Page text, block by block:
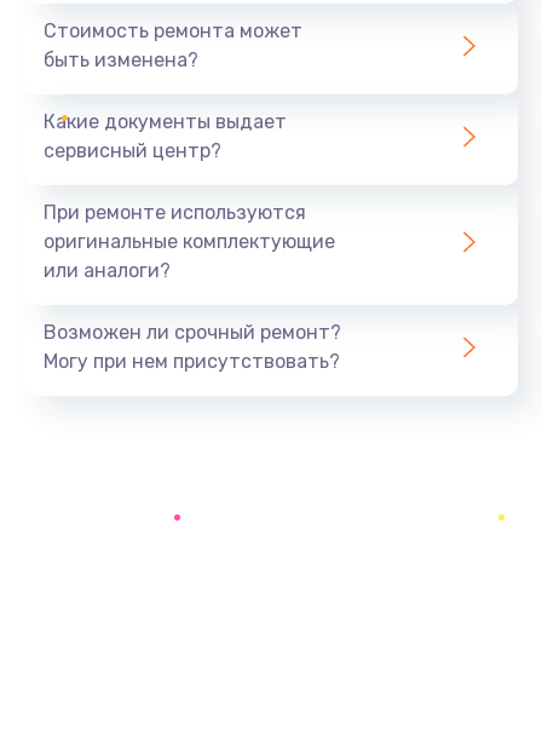
1440 руб.
Ремонт южного моста
Замена батарейки BIOS
Заказать
Ремонт цепи питания
Стоимость ремонта может
быть изменена?
Какие документы выдает
сервисный центр?
При ремонте используются
оригинальные комплектующие
или аналоги?
Возможен ли срочный ремонт?
Могу при нем присутствовать?